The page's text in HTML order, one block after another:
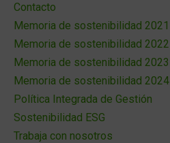
Contacto
Memoria de sostenibilidad 2021
Memoria de sostenibilidad 2022
Memoria de sostenibilidad 2023
Memoria de sostenibilidad 2024
Política Integrada de Gestión
Sostenibilidad ESG
Trabaja con nosotros